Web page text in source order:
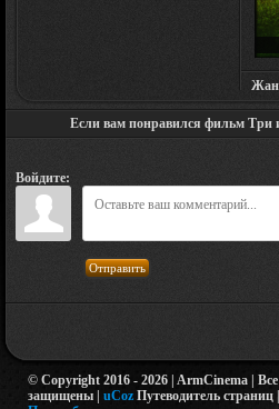
Если вам понравился фильм Три
Войдите:
Отправить
© Copyright 2016 - 2026 | ArmCinema |
защищены | uCoz Путеводитель страниц |